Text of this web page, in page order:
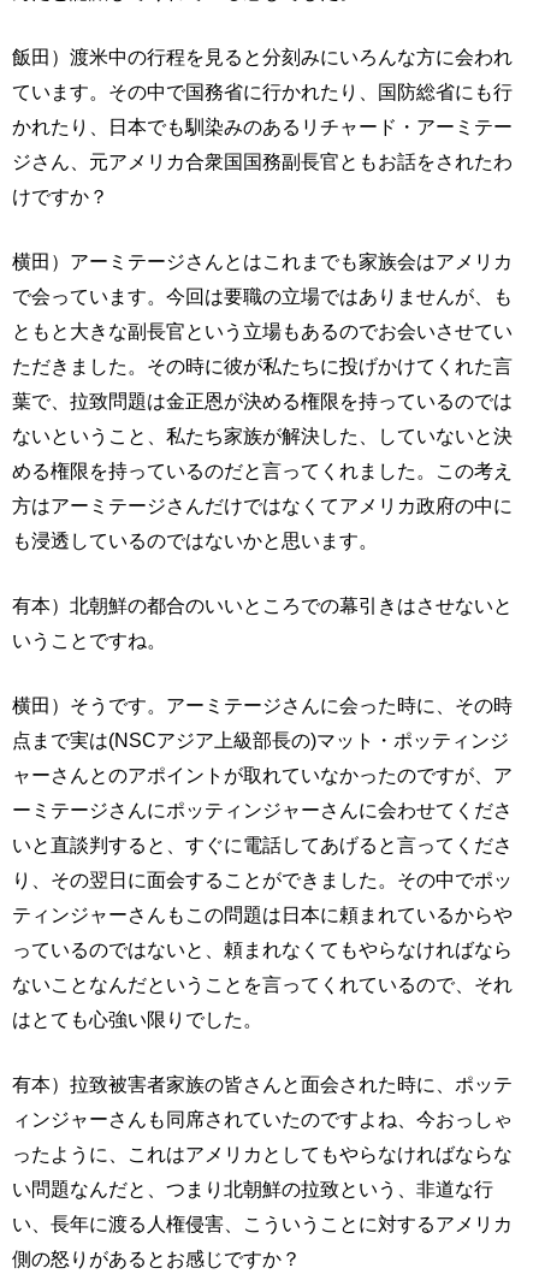
飯田）渡米中の行程を見ると分刻みにいろんな方に会われ
ています。その中で国務省に行かれたり、国防総省にも行
かれたり、日本でも馴染みのあるリチャード・アーミテー
ジさん、元アメリカ合衆国国務副長官ともお話をされたわ
けですか？
横田）アーミテージさんとはこれまでも家族会はアメリカ
で会っています。今回は要職の立場ではありませんが、も
ともと大きな副長官という立場もあるのでお会いさせてい
ただきました。その時に彼が私たちに投げかけてくれた言
葉で、拉致問題は金正恩が決める権限を持っているのでは
ないということ、私たち家族が解決した、していないと決
める権限を持っているのだと言ってくれました。この考え
方はアーミテージさんだけではなくてアメリカ政府の中に
も浸透しているのではないかと思います。
有本）北朝鮮の都合のいいところでの幕引きはさせないと
いうことですね。
横田）そうです。アーミテージさんに会った時に、その時
点まで実は(NSCアジア上級部長の)マット・ポッティンジ
ャーさんとのアポイントが取れていなかったのですが、ア
ーミテージさんにポッティンジャーさんに会わせてくださ
いと直談判すると、すぐに電話してあげると言ってくださ
り、その翌日に面会することができました。その中でポッ
ティンジャーさんもこの問題は日本に頼まれているからや
っているのではないと、頼まれなくてもやらなければなら
ないことなんだということを言ってくれているので、それ
はとても心強い限りでした。
有本）拉致被害者家族の皆さんと面会された時に、ポッテ
ィンジャーさんも同席されていたのですよね、今おっしゃ
ったように、これはアメリカとしてもやらなければならな
い問題なんだと、つまり北朝鮮の拉致という、非道な行
い、長年に渡る人権侵害、こういうことに対するアメリカ
側の怒りがあるとお感じですか？